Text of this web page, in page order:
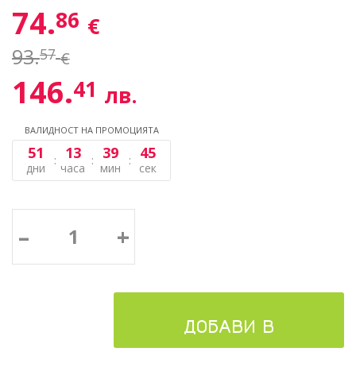
74.86 €
93.57 €
146.41 лв.
ВАЛИДНОСТ НА ПРОМОЦИЯТА
51
дни
13
часа
39
мин
45
сек
– +
ДОБАВИ В